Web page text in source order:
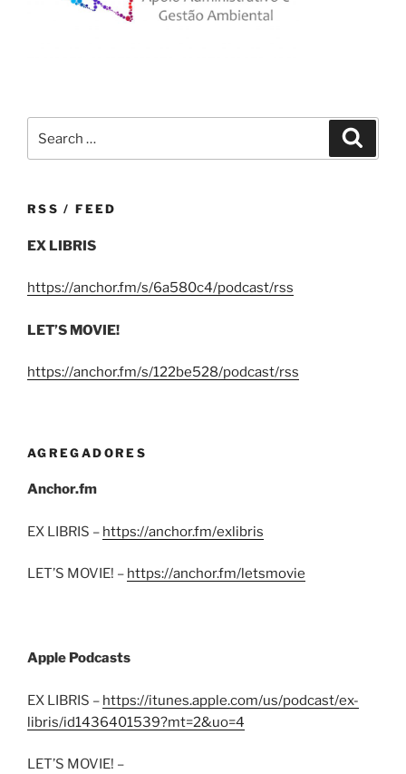
for:
RSS / FEED
EX LIBRIS
https://anchor.fm/s/6a580c4/podcast/rss
LET’S MOVIE!
https://anchor.fm/s/122be528/podcast/rss
AGREGADORES
Anchor.fm
EX LIBRIS – https://anchor.fm/exlibris
LET’S MOVIE! – https://anchor.fm/letsmovie
Apple Podcasts
EX LIBRIS – https://itunes.apple.com/us/podcast/ex-
libris/id1436401539?mt=2&uo=4
LET’S MOVIE! –